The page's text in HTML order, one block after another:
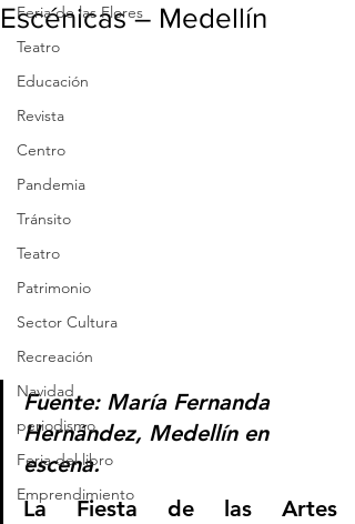
Feria de las Flores
Teatro
Educación
Revista
Centro
Pandemia
Tránsito
Teatro
Patrimonio
Sector Cultura
Recreación
Navidad
periodismo
Feria del libro
Emprendimiento
Escénicas – Medellín
Fuente: María Fernanda
Hernández, Medellín en
escena.
La Fiesta de las Artes